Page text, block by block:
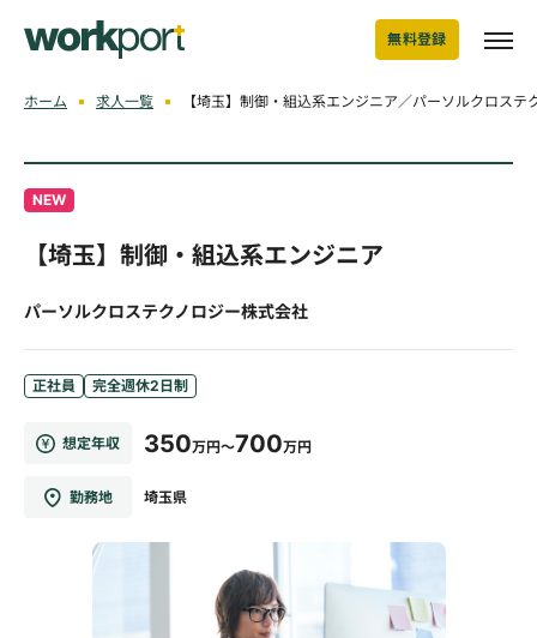
無料登録
ホーム 求人一覧 【埼玉】制御・組込系エンジニア／パーソルクロステ
NEW
【埼玉】制御・組込系エンジニア
パーソルクロステクノロジー株式会社
正社員 完全週休2日制
想定年収 350万円～700万円
勤務地 埼玉県